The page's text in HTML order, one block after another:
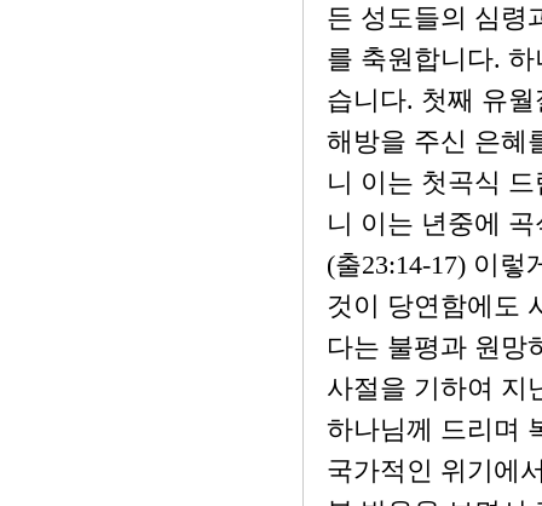
든 성도들의 심령
를 축원합니다.
습니다. 첫째 유
해방을 주신 은혜
니 이는 첫곡식
니 이는 년중에
(출23:14-17) 이
것이 당연함에도
다는 불평과 원망
사절을 기하여 지
하나님께 드리며
국가적인 위기에